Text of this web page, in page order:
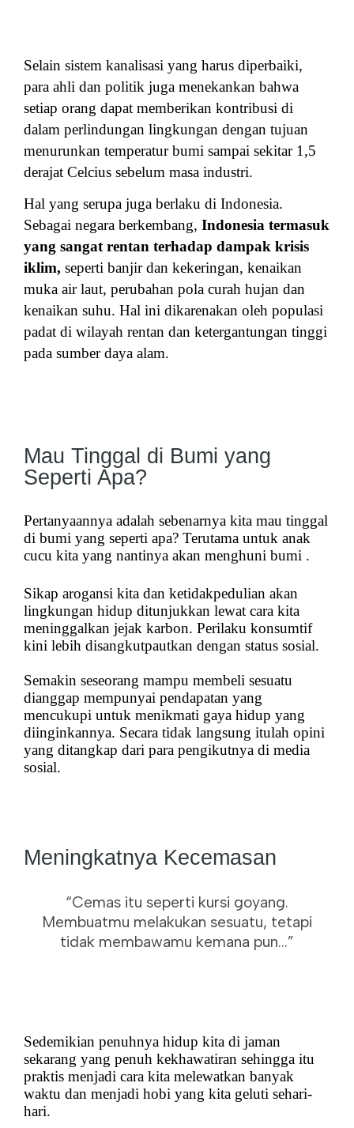
Selain sistem kanalisasi yang harus diperbaiki,
para ahli dan politik juga menekankan bahwa
setiap orang dapat memberikan kontribusi di
dalam perlindungan lingkungan dengan tujuan
menurunkan temperatur bumi sampai sekitar 1,5
derajat Celcius sebelum masa industri.
Hal yang serupa juga berlaku di Indonesia.
Sebagai negara berkembang, Indonesia termasuk
yang sangat rentan terhadap dampak krisis
iklim, seperti banjir dan kekeringan, kenaikan
muka air laut, perubahan pola curah hujan dan
kenaikan suhu. Hal ini dikarenakan oleh populasi
padat di wilayah rentan dan ketergantungan tinggi
pada sumber daya alam.
Mau Tinggal di Bumi yang
Seperti Apa?
Pertanyaannya adalah sebenarnya kita mau tinggal
di bumi yang seperti apa? Terutama untuk anak
cucu kita yang nantinya akan menghuni bumi .
Sikap arogansi kita dan ketidakpedulian akan
lingkungan hidup ditunjukkan lewat cara kita
meninggalkan jejak karbon. Perilaku konsumtif
kini lebih disangkutpautkan dengan status sosial.
Semakin seseorang mampu membeli sesuatu
dianggap mempunyai pendapatan yang
mencukupi untuk menikmati gaya hidup yang
diinginkannya. Secara tidak langsung itulah opini
yang ditangkap dari para pengikutnya di media
sosial.
Meningkatnya Kecemasan
“Cemas itu seperti kursi goyang.
Membuatmu melakukan sesuatu, tetapi
tidak membawamu kemana pun…”
Sedemikian penuhnya hidup kita di jaman
sekarang yang penuh kekhawatiran sehingga itu
praktis menjadi cara kita melewatkan banyak
waktu dan menjadi hobi yang kita geluti sehari-
hari.